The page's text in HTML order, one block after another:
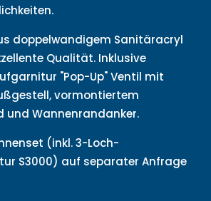
doppelwandigem Sanitäracryl
Qualität. Inklusive
"Pop-Up" Ventil mit
vormontiertem
und Wannenrandanker.
(inkl. 3-Loch-
S3000) auf separater Anfrage